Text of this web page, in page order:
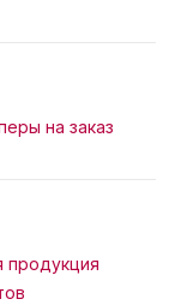
на заказ
продукция